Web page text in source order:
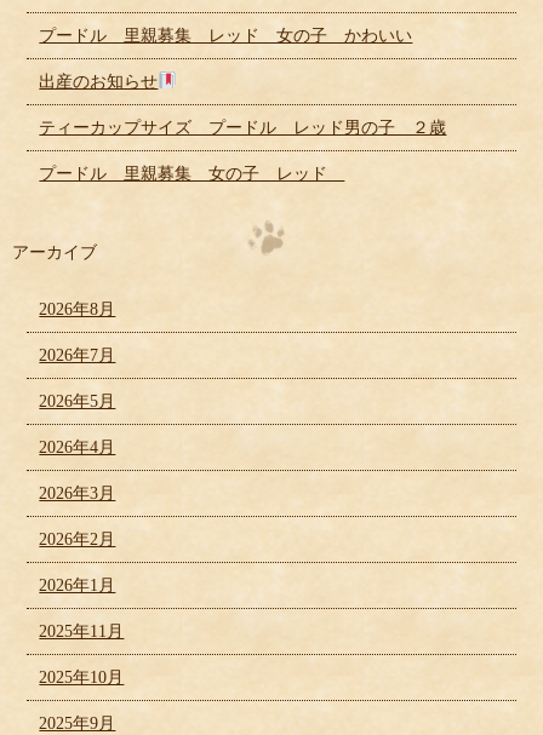
プードル 里親募集 レッド 女の子 かわいい
出産のお知らせ
ティーカップサイズ プードル レッド男の子 ２歳
プードル 里親募集 女の子 レッド
アーカイブ
2026年8月
2026年7月
2026年5月
2026年4月
2026年3月
2026年2月
2026年1月
2025年11月
2025年10月
2025年9月